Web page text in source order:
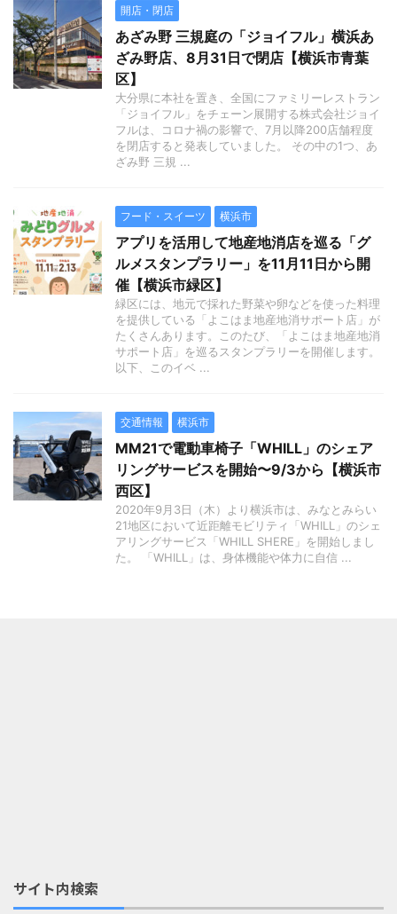
開店・閉店
あざみ野 三規庭の「ジョイフル」横浜あ
ざみ野店、8月31日で閉店【横浜市青葉
区】
大分県に本社を置き、全国にファミリーレストラン
「ジョイフル」をチェーン展開する株式会社ジョイ
フルは、コロナ禍の影響で、7月以降200店舗程度
を閉店すると発表していました。 その中の1つ、あ
ざみ野 三規 ...
フード・スイーツ 横浜市
アプリを活用して地産地消店を巡る「グ
ルメスタンプラリー」を11月11日から開
催【横浜市緑区】
緑区には、地元で採れた野菜や卵などを使った料理
を提供している「よこはま地産地消サポート店」が
たくさんあります。このたび、「よこはま地産地消
サポート店」を巡るスタンプラリーを開催します。
以下、このイベ ...
交通情報 横浜市
MM21で電動車椅子「WHILL」のシェア
リングサービスを開始〜9/3から【横浜市
西区】
2020年9月3日（木）より横浜市は、みなとみらい
21地区において近距離モビリティ「WHILL」のシェ
アリングサービス「WHILL SHERE」を開始しまし
た。 「WHILL」は、身体機能や体力に自信 ...
サイト内検索